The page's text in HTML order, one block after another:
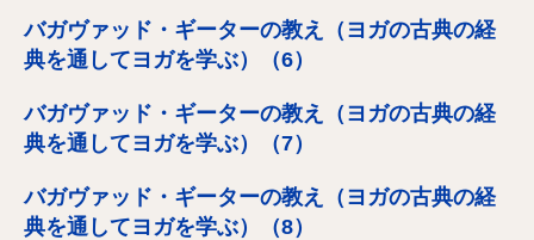
バガヴァッド・ギーターの教え（ヨガの古典の経
典を通してヨガを学ぶ）（6）
バガヴァッド・ギーターの教え（ヨガの古典の経
典を通してヨガを学ぶ）（7）
バガヴァッド・ギーターの教え（ヨガの古典の経
典を通してヨガを学ぶ）（8）